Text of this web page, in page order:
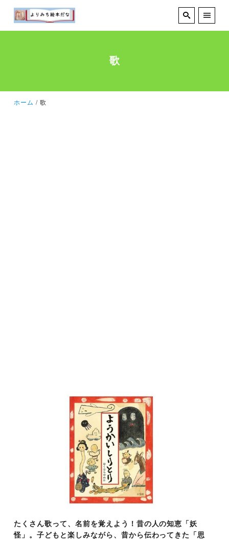
歌
ホーム 歌
たくさん歌って、名前を覚えよう！昔の人の知恵「妖
怪」。子どもと楽しみながら、昔から伝わってきた「思